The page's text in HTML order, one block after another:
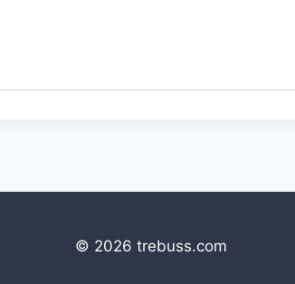
© 2026 trebuss.com